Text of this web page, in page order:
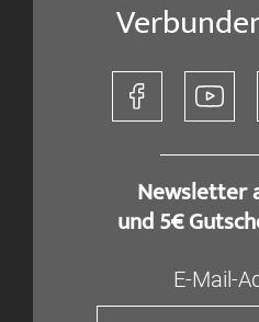
Newsletter
und 5€
E-Mail-